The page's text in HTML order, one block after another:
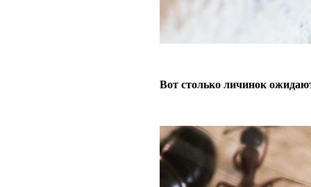
Вот столько личинок